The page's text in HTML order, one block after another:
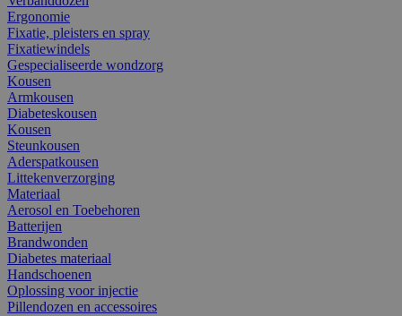
Ergonomie
Fixatie, pleisters en spray
Fixatiewindels
Gespecialiseerde wondzorg
Kousen
Armkousen
Diabeteskousen
Kousen
Steunkousen
Aderspatkousen
Littekenverzorging
Materiaal
Aerosol en Toebehoren
Batterijen
Brandwonden
Diabetes materiaal
Handschoenen
Oplossing voor injectie
Pillendozen en accessoires